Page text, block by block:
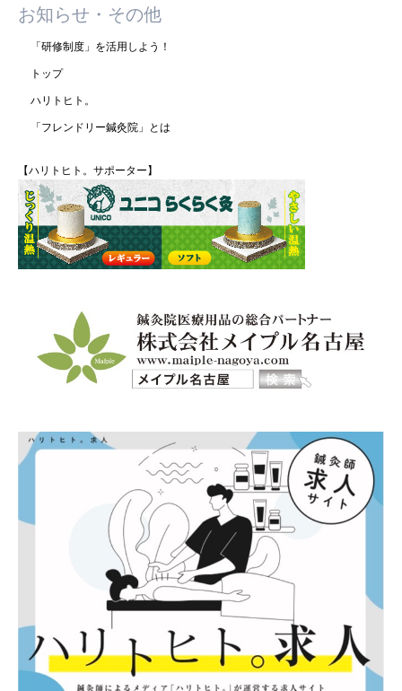
お知らせ・その他
「研修制度」を活用しよう！
トップ
ハリトヒト。
「フレンドリー鍼灸院」とは
【ハリトヒト。サポーター】